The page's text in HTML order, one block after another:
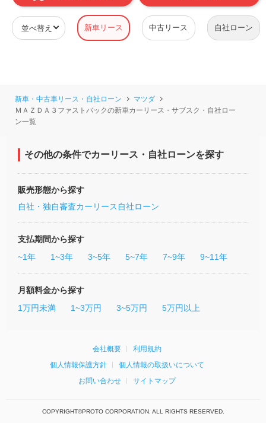
新車リース 中古リース 自社ローン
新車・中古車リース・自社ローン
マツダ
ＭＡＺＤＡ３ファストバックの新車カーリース・サブスク・自社ロー
ン一覧
その他の条件でカーリース・自社ローンを探す
販売形態から探す
自社・独自審査カーリース 自社ローン
支払期間から探す
~1年
1~3年 3~5年 5~7年 7~9年 9~11年
月額料金から探す
1万円未満
1~3万円 3~5万円 5万円以上
会社概要
利用規約
個人情報保護方針
個人情報の取扱いについて
お問い合わせ
サイトマップ
COPYRIGHT©PROTO CORPORATION. ALL RIGHTS RESERVED.